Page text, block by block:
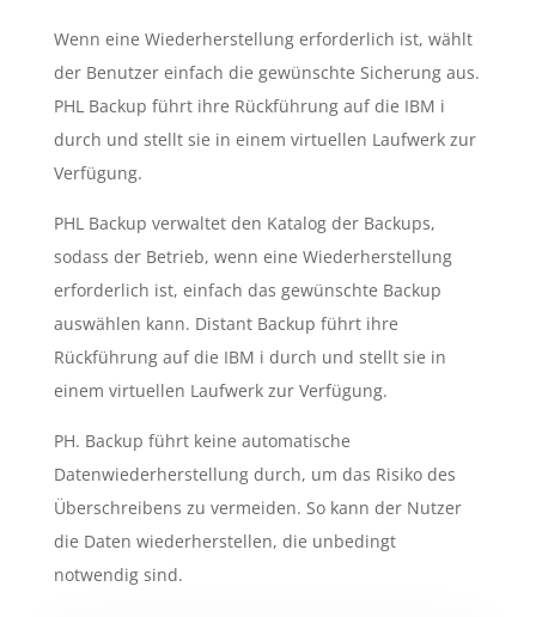
Wenn eine Wiederherstellung erforderlich ist, wählt
der Benutzer einfach die gewünschte Sicherung aus.
PHL Backup führt ihre Rückführung auf die IBM i
durch und stellt sie in einem virtuellen Laufwerk zur
Verfügung.
PHL Backup verwaltet den Katalog der Backups,
sodass der Betrieb, wenn eine Wiederherstellung
erforderlich ist, einfach das gewünschte Backup
auswählen kann. Distant Backup führt ihre
Rückführung auf die IBM i durch und stellt sie in
einem virtuellen Laufwerk zur Verfügung.
PH. Backup führt keine automatische
Datenwiederherstellung durch, um das Risiko des
Überschreibens zu vermeiden. So kann der Nutzer
die Daten wiederherstellen, die unbedingt
notwendig sind.